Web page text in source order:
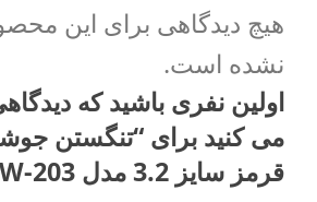
هیچ دیدگاهی برای این
نشده است.
اولین نفری باشید که
می کنید برای “تنگستن
قرمز سایز 3.2 مدل W-203”